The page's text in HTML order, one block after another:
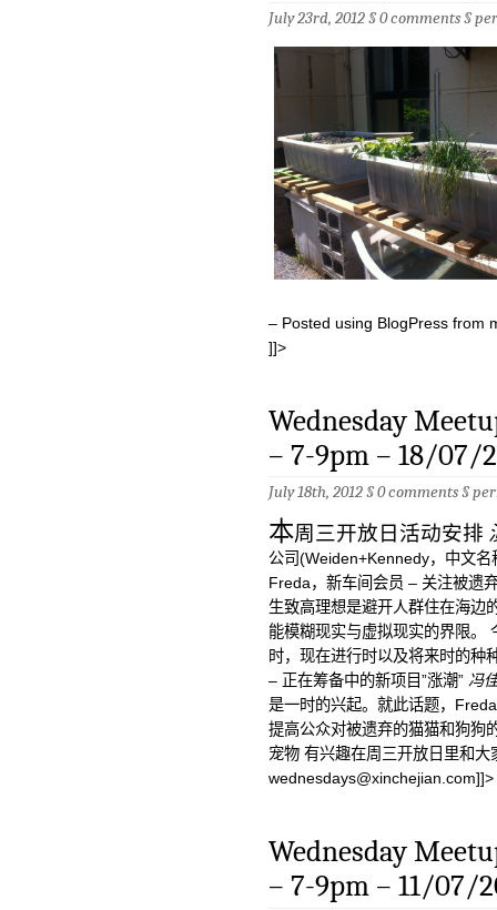
July 23rd, 2012 §0 comments§
– Posted using BlogPress from
]]>
Wednesday
– 7-9pm – 18/07/
July 18th, 2012 §0 comments§
本周三开放日活动安排
公司(Weiden+Kennedy，中文名
Freda，新车间会员 – 关注被遗
生致高理想是避开人群住在海边
能模糊现实与虚拟现实的界限。
时，现在进行时以及将来时的种
– 正在筹备中的新项目”涨潮” 冯
是一时的兴起。就此话题，
提高公众对被遗弃的猫猫和狗狗
宠物 有兴趣在周三开放日里和
wednesdays@xinchejian.com]]>
Wednesday
– 7-9pm – 11/07/